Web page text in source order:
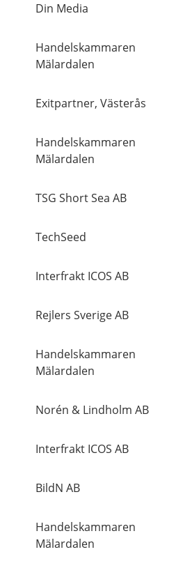
Din Media
Handelskammaren
Mälardalen
Exitpartner, Västerås
Handelskammaren
Mälardalen
TSG Short Sea AB
TechSeed
Interfrakt ICOS AB
Rejlers Sverige AB
Handelskammaren
Mälardalen
Norén & Lindholm AB
Interfrakt ICOS AB
BildN AB
Handelskammaren
Mälardalen